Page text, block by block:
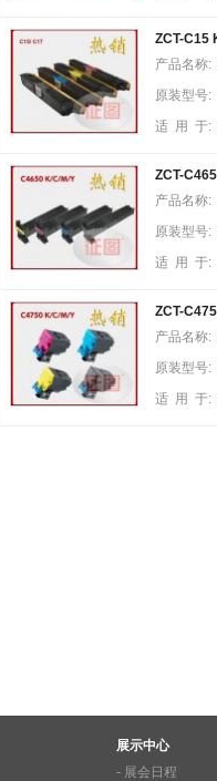
ZCT-C15
产品名称:
原装型号:
适 用 于:
ZCT-
产品名称:
原装型号:
适 用 于:
ZCT-
产品名称:
原装型号:
适 用 于:
展示中心
- 展会日程